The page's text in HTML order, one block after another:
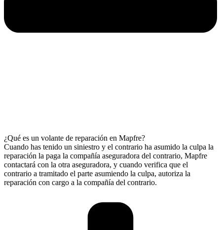
¿Qué es un volante de reparación en Mapfre?
Cuando has tenido un siniestro y el contrario ha asumido la culpa la
reparación la paga la compañía aseguradora del contrario, Mapfre
contactará con la otra aseguradora, y cuando verifica que el
contrario a tramitado el parte asumiendo la culpa, autoriza la
reparación con cargo a la compañía del contrario.